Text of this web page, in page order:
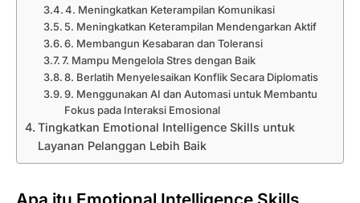
4. Meningkatkan Keterampilan Komunikasi
5. Meningkatkan Keterampilan Mendengarkan Aktif
6. Membangun Kesabaran dan Toleransi
7. Mampu Mengelola Stres dengan Baik
8. Berlatih Menyelesaikan Konflik Secara Diplomatis
9. Menggunakan AI dan Automasi untuk Membantu
Fokus pada Interaksi Emosional
Tingkatkan Emotional Intelligence Skills untuk
Layanan Pelanggan Lebih Baik